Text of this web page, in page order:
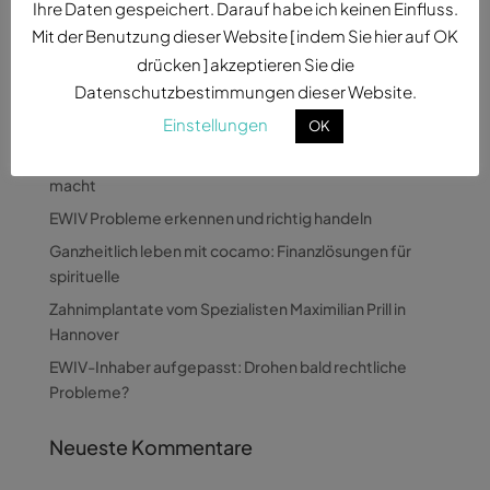
Neueste Beiträge
macht
EWIV Probleme erkennen und richtig handeln
Ganzheitlich leben mit cocamo: Finanzlösungen für
spirituelle
Zahnimplantate vom Spezialisten Maximilian Prill in
Hannover
EWIV-Inhaber aufgepasst: Drohen bald rechtliche
Probleme?
Neueste Kommentare
Ihre Daten gespeichert. Darauf habe ich keinen Einfluss.
Mit der Benutzung dieser Website [ indem Sie hier auf OK
drücken ] akzeptieren Sie die
Datenschutzbestimmungen dieser Website.
Einstellungen
OK